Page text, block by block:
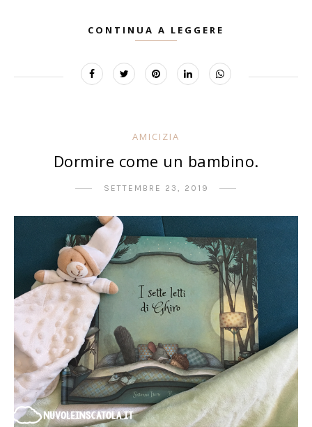
CONTINUA A LEGGERE
AMICIZIA
Dormire come un bambino.
SETTEMBRE 23, 2019